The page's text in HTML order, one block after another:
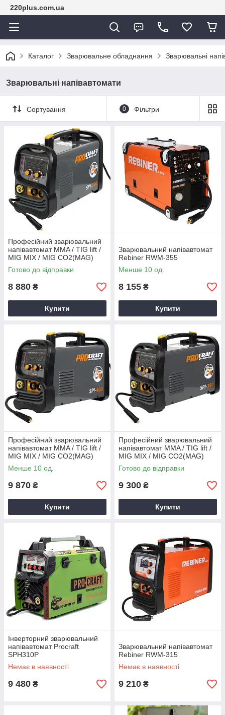
220plus.com.ua
Каталог Зварювальне обладнання Зварювальні
Зварювальні напівавтомати
Сортування 0 Фільтри
Професійний зварювальний
напівавтомат MMA / TIG lift /
MIG MIX / MIG CO2(MAG)
Procraft SPI-320
Готово до відправки
8 880 ₴
Купити
Зварювальний напівавтомат
Rebiner RWM-355
Менше 10 од.
8 155 ₴
Купити
Професійний зварювальний
напівавтомат MMA / TIG lift /
MIG MIX / MIG CO2(MAG)
Procraft SPI-400
Менше 10 од.
9 870 ₴
Купити
Професійний зварювальний
напівавтомат MMA / TIG lift /
MIG MIX / MIG CO2(MAG)
Procraft SPI-380
Готово до відправки
9 300 ₴
Купити
Інверторний зварювальний
напівавтомат Procraft
SPH310P
Немає в наявності
9 480 ₴
Зварювальний напівавтомат
Rebiner RWM-315
Немає в наявності
9 210 ₴